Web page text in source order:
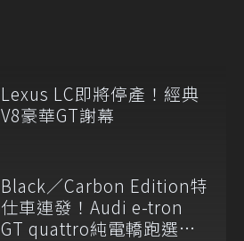
Lexus LC即將停產！經典
V8豪華GT謝幕
Black／Carbon Edition特
仕車連發！Audi e-tron
GT quattro純電轎跑選擇